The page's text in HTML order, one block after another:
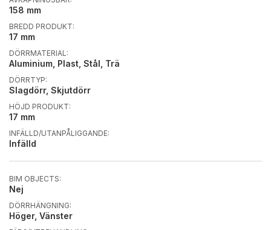
158 mm
BREDD PRODUKT:
17 mm
DÖRRMATERIAL:
Aluminium, Plast, Stål, Trä
DÖRRTYP:
Slagdörr, Skjutdörr
HÖJD PRODUKT:
17 mm
INFÄLLD/UTANPÅLIGGANDE:
Infälld
BIM OBJECTS:
Nej
DÖRRHÄNGNING:
Höger, Vänster